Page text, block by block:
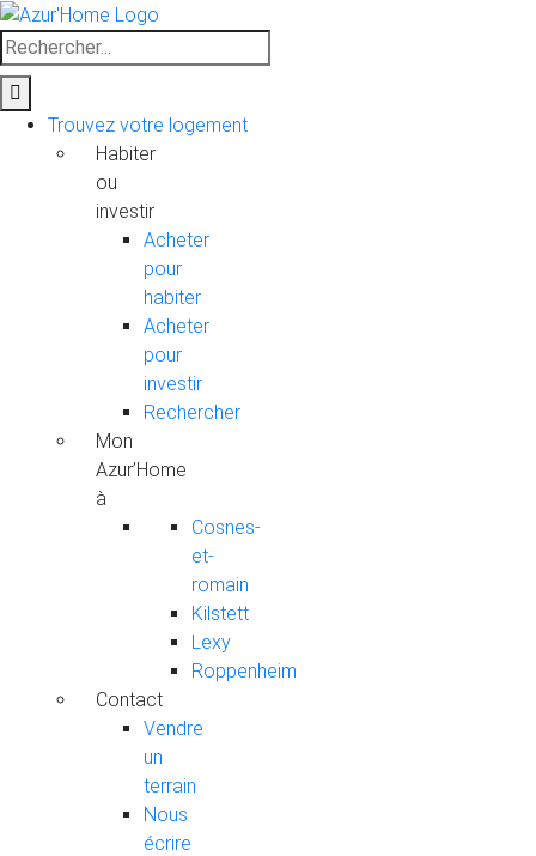
Skip
to
content
Rechercher
Trouvez votre logement
Habiter
ou
investir
Acheter
pour
habiter
Acheter
pour
investir
Rechercher
Mon
Azur’Home
à
Cosnes-
et-
romain
Kilstett
Lexy
Roppenheim
Contact
Vendre
un
terrain
Nous
écrire